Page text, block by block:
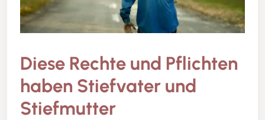
Diese Rechte und Pflichten
haben Stiefvater und
Stiefmutter